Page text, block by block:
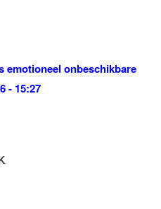
emotioneel onbeschikbare
- 15:27